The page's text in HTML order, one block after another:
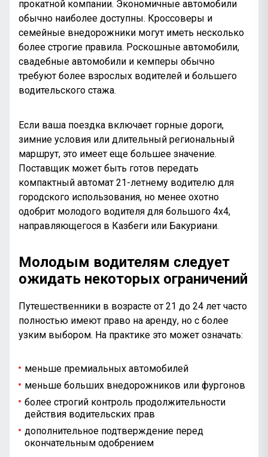
прокатной компании. Экономичные автомобили
обычно наиболее доступны. Кроссоверы и
семейные внедорожники могут иметь несколько
более строгие правила. Роскошные автомобили,
свадебные автомобили и кемперы обычно
требуют более взрослых водителей и большего
водительского стажа.
Если ваша поездка включает горные дороги,
зимние условия или длительный региональный
маршрут, это имеет еще большее значение.
Поставщик может быть готов передать
компактный автомат 21-летнему водителю для
городского использования, но менее охотно
одобрит молодого водителя для большого 4x4,
направляющегося в Казбеги или Бакуриани.
Молодым водителям следует
ожидать некоторых ограничений
Путешественники в возрасте от 21 до 24 лет часто
полностью имеют право на аренду, но с более
узким выбором. На практике это может означать:
меньше премиальных автомобилей
меньше больших внедорожников или фургонов
более строгий контроль продолжительности
действия водительских прав
дополнительное подтверждение перед
окончательным одобрением